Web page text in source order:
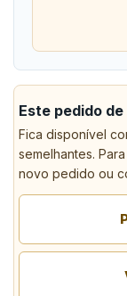
Este pedido
Fica disponível
semelhantes.
novo pedido ou